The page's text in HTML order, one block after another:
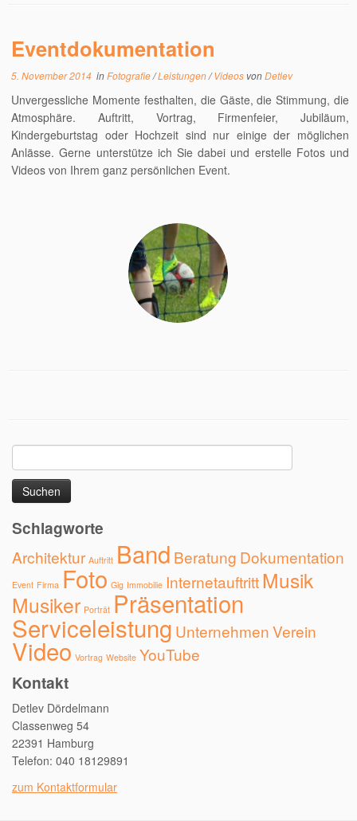
Eventdokumentation
5. November 2014 inFotografie/Leistungen/Videos vonDetlev
Unvergessliche Momente festhalten, die Gäste, die Stimmung, die
Atmosphäre. Auftritt, Vortrag, Firmenfeier, Jubiläum,
Kindergeburtstag oder Hochzeit sind nur einige der möglichen
Anlässe. Gerne unterstütze ich Sie dabei und erstelle Fotos und
Videos von Ihrem ganz persönlichen Event.
nach:
Schlagworte
Architektur Auftritt Band Beratung Dokumentation
Event Firma Foto Gig Immobilie InternetauftrittMusik
Musiker Porträt Präsentation
Serviceleistung UnternehmenVerein
Video Vortrag Website YouTube
Kontakt
Detlev Dördelmann
Classenweg 54
22391 Hamburg
Telefon: 040 18129891
zum Kontaktformular